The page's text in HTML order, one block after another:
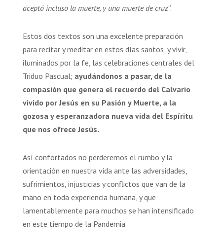
aceptó incluso la muerte, y una muerte de cruz”.
Estos dos textos son una excelente preparación
para recitar y meditar en estos días santos, y vivir,
iluminados por la fe, las celebraciones centrales del
Triduo Pascual; ayudándonos a pasar, de la
compasión que genera el recuerdo del Calvario
vivido por Jesús en su Pasión y Muerte, a la
gozosa y esperanzadora nueva vida del Espíritu
que nos ofrece Jesús.
Así confortados no perderemos el rumbo y la
orientación en nuestra vida ante las adversidades,
sufrimientos, injusticias y conflictos que van de la
mano en toda experiencia humana, y que
lamentablemente para muchos se han intensificado
en este tiempo de la Pandemia.